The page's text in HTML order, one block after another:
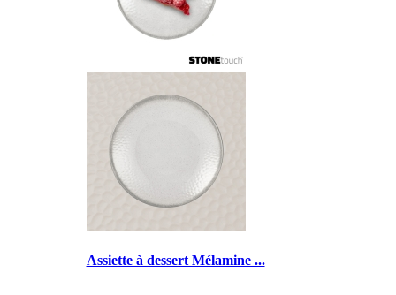
Assiette à dessert Mélamine ...